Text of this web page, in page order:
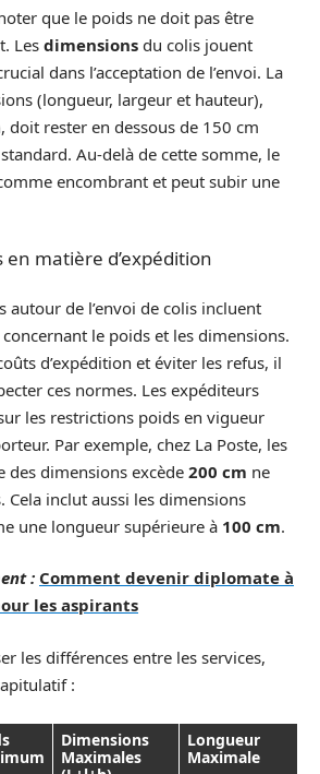
que le poids ne doit pas être
Les dimensions du colis jouent
dans l’acceptation de l’envoi. La
(longueur, largeur et hauteur),
doit rester en dessous de 150 cm
Au-delà de cette somme, le
encombrant et peut subir une
matière d’expédition
autour de l’envoi de colis incluent
le poids et les dimensions.
d’expédition et éviter les refus, il
ces normes. Les expéditeurs
les restrictions poids en vigueur
Par exemple, chez La Poste, les
des dimensions excède 200 cm ne
Cela inclut aussi les dimensions
une longueur supérieure à 100 cm.
: Comment devenir diplomate à
les aspirants
les différences entre les services,
:
Dimensions
Maximales
Longueur
Maximale